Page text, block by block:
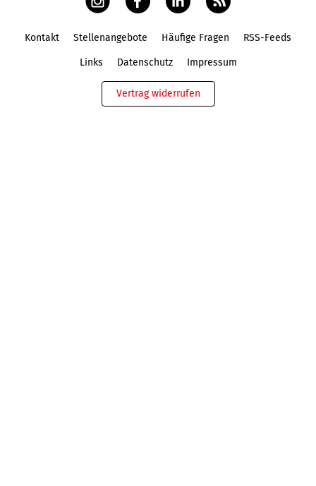
Kontakt Stellenangebote Häufige Fragen RSS-Feeds
Links Datenschutz Impressum
Vertrag widerrufen